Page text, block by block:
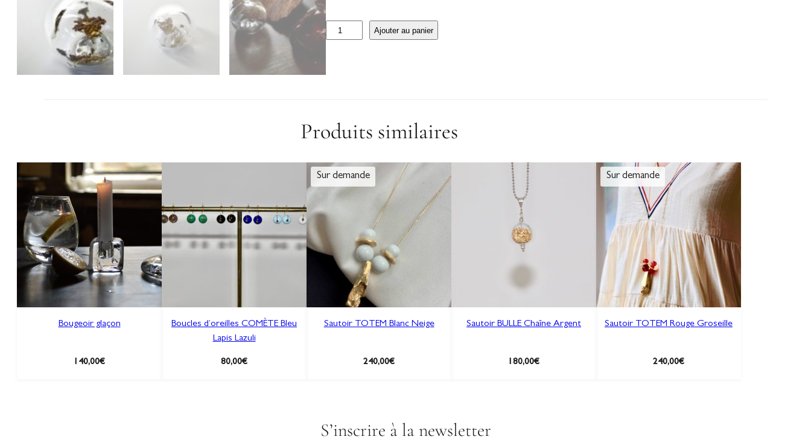
q
u
é
P
r
s
e
Ajouter au panier
Produits similaires
Bougeoir glaçon
140,00€
Boucles d’oreilles COMÈTE Bleu
Lapis Lazuli
80,00€
Sautoir TOTEM Blanc Neige
240,00€
Sautoir BULLE Chaîne Argent
180,00€
Sautoir TOTEM Rouge Groseille
240,00€
S’inscrire à la newsletter